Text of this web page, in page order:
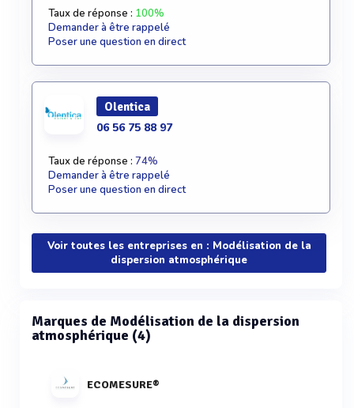
Taux de réponse : 100%
Demander à être rappelé
Poser une question en direct
Olentica
06 56 75 88 97
Taux de réponse : 74%
Demander à être rappelé
Poser une question en direct
Voir toutes les entreprises en : Modélisation de la
dispersion atmosphérique
Marques de Modélisation de la dispersion
atmosphérique (4)
ECOMESURE®